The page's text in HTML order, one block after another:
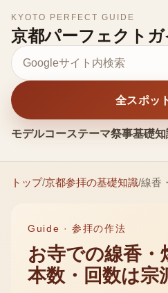
KYOTO PERFECT GUIDE
京都パーフェクトガ
モデルコーステーマ祭事基礎知
サイト内検索
全スポッ
トップ/京都参拝の基礎知識/線香
Guide ·参拝の作法
お寺での線香
本数・回数は宗